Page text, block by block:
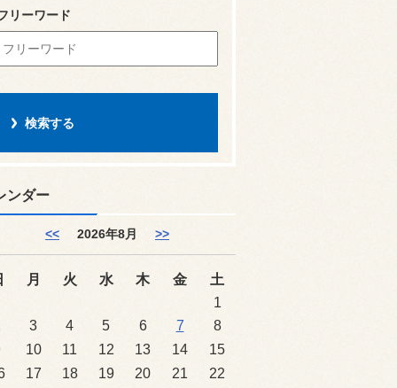
リーワード
ンダー
<< 2026年8月 >>
月 火 水 木 金
土
1
3 4 5 6 7
8
10 11 12 13 14
15
17 18 19 20 21
22